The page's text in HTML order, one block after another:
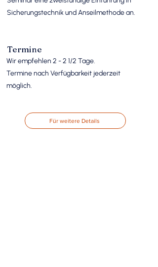
Sicherungstechnik und Anseilmethode an.
Termine
Wir empfehlen 2 - 2 1/2 Tage.
Termine nach Verfügbarkeit jederzeit
möglich.
Für weitere Details